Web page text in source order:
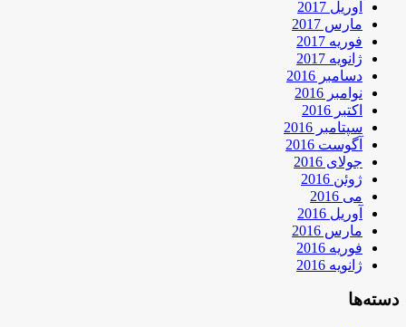
آوریل 2017
مارس 2017
فوریه 2017
ژانویه 2017
دسامبر 2016
نوامبر 2016
اکتبر 2016
سپتامبر 2016
آگوست 2016
جولای 2016
ژوئن 2016
می 2016
آوریل 2016
مارس 2016
فوریه 2016
ژانویه 2016
دسته‌ها